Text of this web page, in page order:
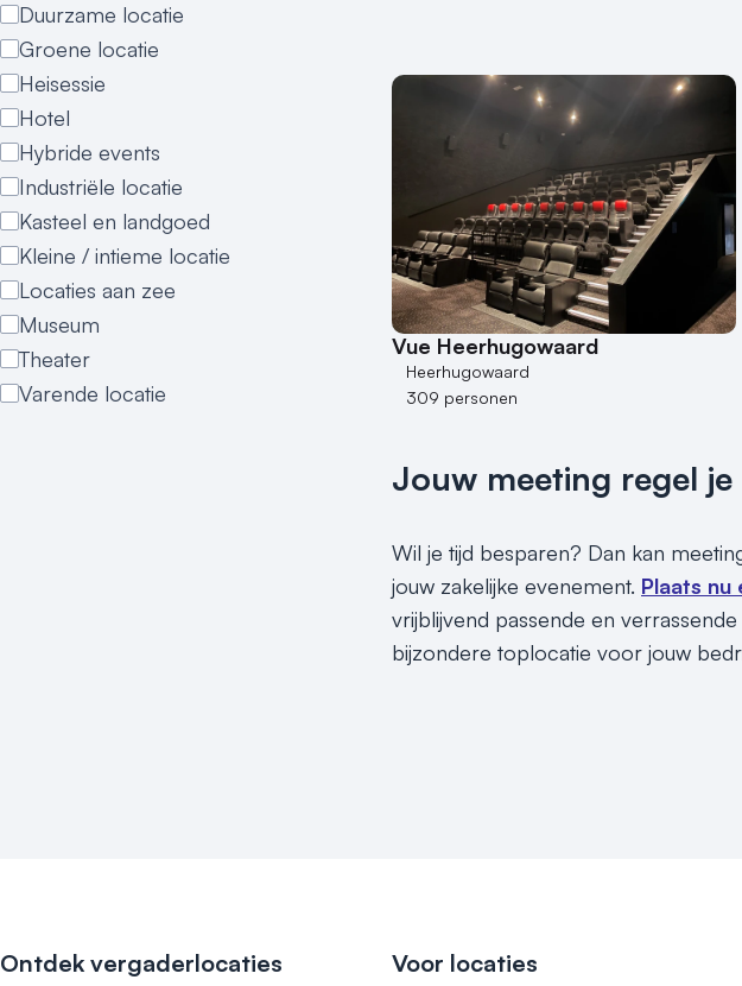
Duurzame locatie
Groene locatie
Heisessie
Hotel
Hybride events
Industriële locatie
Kasteel en landgoed
Kleine / intieme locatie
Locaties aan zee
Museum
Theater
Varende locatie
Vue Heerhugowaard
Heerhugowaard
309 personen
Jouw meeting regel
Wil je tijd besparen? Dan kan
jouw zakelijke evenement. Plaats nu
vrijblijvend passende en
bijzondere toplocatie voor jouw
Ontdek vergaderlocaties Voor locaties